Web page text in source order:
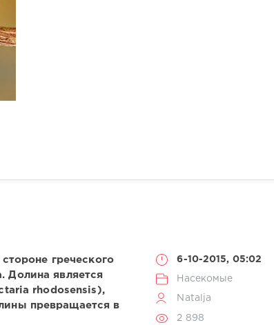
6-10-2015, 05:02
Насекомые
Natalja
2 898
греческого
Долина является
rhodosensis),
превращается в